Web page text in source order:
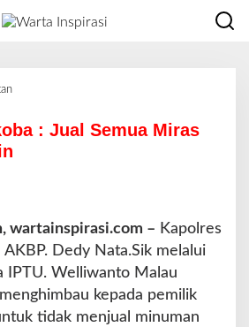
s
n
a
r
o
b
: Jual Semua Miras
wartainspirasi.com – Kapolres
AKBP. Dedy Nata.Sik melalui
IPTU. Welliwanto Malau
kepada pemilik
tidak menjual minuman